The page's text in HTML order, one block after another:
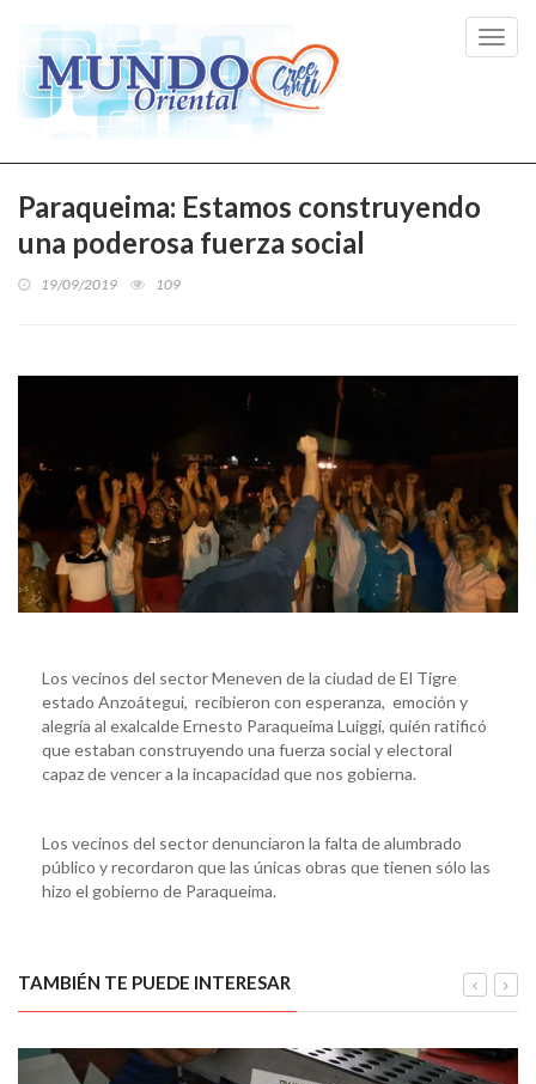
Paraqueima: Estamos construyendo
una poderosa fuerza social
19/09/2019 109
Los vecinos del sector Meneven de la ciudad de El Tigre
estado Anzoátegui, recibieron con esperanza, emoción y
alegría al exalcalde Ernesto Paraqueima Luiggi, quién ratificó
que estaban construyendo una fuerza social y electoral
capaz de vencer a la incapacidad que nos gobierna.
Los vecinos del sector denunciaron la falta de alumbrado
público y recordaron que las únicas obras que tienen sólo las
hizo el gobierno de Paraqueima.
TAMBIÉN TE PUEDE INTERESAR